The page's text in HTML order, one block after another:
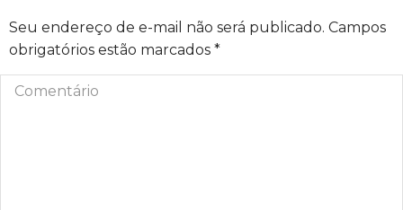
Seu endereço de e-mail não será publicado. Campos
obrigatórios estão marcados *
Comentário